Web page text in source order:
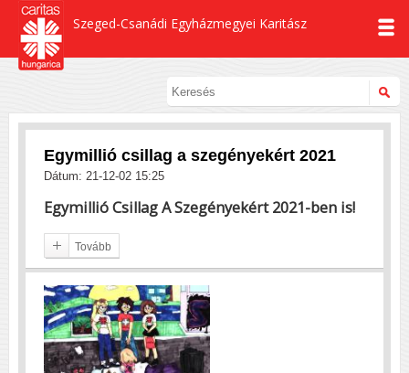
Szeged-Csanádi Egyházmegyei Karitász
Egymillió csillag a szegényekért 2021
Dátum: 21-12-02 15:25
Egymillió Csillag A Szegényekért 2021-ben is!
Tovább